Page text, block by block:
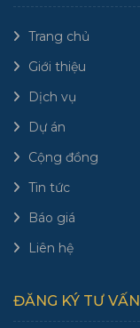
Trang chủ
Giới thiệu
Dịch vụ
Dự án
Cộng đồng
Tin tức
Báo giá
Liên hệ
ĐĂNG KÝ TƯ VẤN